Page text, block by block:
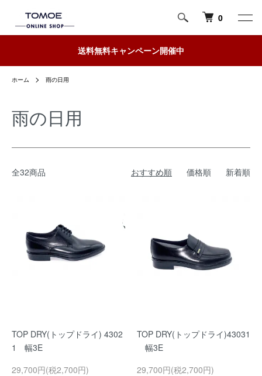
0
送料無料キャンペーン開催中
ホーム 雨の日用
雨の日用
全32商品 おすすめ順 価格順 新着順
TOP DRY(トップドライ) 4302
1 幅3E
29,700円(税2,700円)
TOP DRY(トップドライ)43031
幅3E
29,700円(税2,700円)